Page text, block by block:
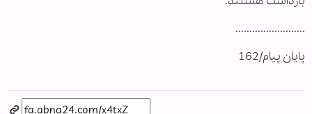
.........................
پایان پیام/162